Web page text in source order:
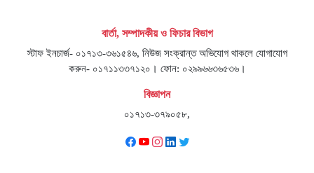
বার্তা, সম্পাদকীয় ও ফিচার বিভাগ
স্টাফ ইনচার্জ- ০১৭১৩-৩৬১৫৪৬, নিউজ সংক্রান্ত অভিযোগ থাকলে যোগাযোগ
করুন- ০১৭১১৩৩৭১২০। ফোন: ০২৯৯৬৬৩৬৫৩৬।
বিজ্ঞাপন
০১৭১৩-৩৭৯০৫৮,